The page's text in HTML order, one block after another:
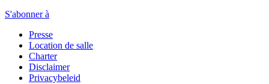
S'abonner à
Footer
Presse
Location de salle
Charter
Disclaimer
Privacybeleid